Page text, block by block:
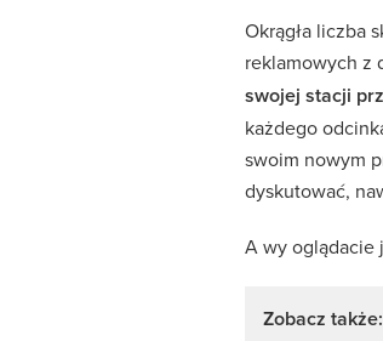
Okrągła liczba
reklamowych z
swojej stacji
każdego
swoim nowym
dyskutować,
A wy oglądacie
Zobacz także: